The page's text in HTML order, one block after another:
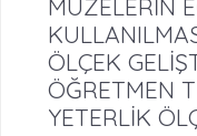
MÜZELERİN
ÖLÇEK
ÖĞRETMEN
YETERLİK